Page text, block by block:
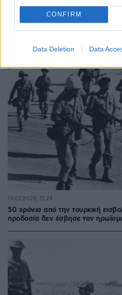
CONFIRM
Data Deletion Data
50 χρόνια από την τουρκική
προδοσία δεν έσβησε τον
19.07.2024, 11:24